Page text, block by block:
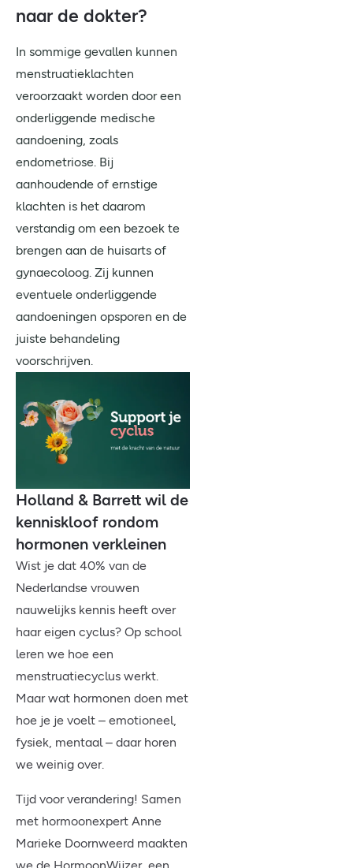
naar de dokter?
In sommige gevallen kunnen
menstruatieklachten
veroorzaakt worden door een
onderliggende medische
aandoening, zoals
endometriose. Bij
aanhoudende of ernstige
klachten is het daarom
verstandig om een bezoek te
brengen aan de huisarts of
gynaecoloog. Zij kunnen
eventuele onderliggende
aandoeningen opsporen en de
juiste behandeling
voorschrijven.
Holland & Barrett wil de
kenniskloof rondom
hormonen verkleinen
Wist je dat 40% van de
Nederlandse vrouwen
nauwelijks kennis heeft over
haar eigen cyclus? Op school
leren we hoe een
menstruatiecyclus werkt.
Maar wat hormonen doen met
hoe je je voelt – emotioneel,
fysiek, mentaal – daar horen
we weinig over.
Tijd voor verandering! Samen
met hormoonexpert Anne
Marieke Doornweerd maakten
we de HormoonWijzer, een